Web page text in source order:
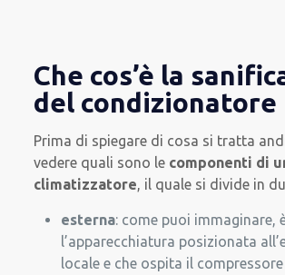
Che cos’è la
del condizionatore
Prima di spiegare di cosa si tratta
vedere quali sono le componenti di
climatizzatore, il quale si divide in
esterna: come puoi immaginare,
l’apparecchiatura posizionata
locale e che ospita il